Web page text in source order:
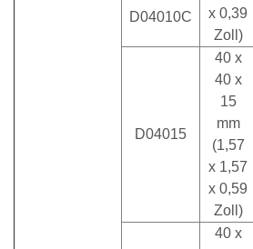
x 0,39
Zoll)
D04010C
D04015
40 x
40 x
15
mm
(1,57
x 1,57
x 0,59
Zoll)
40 x